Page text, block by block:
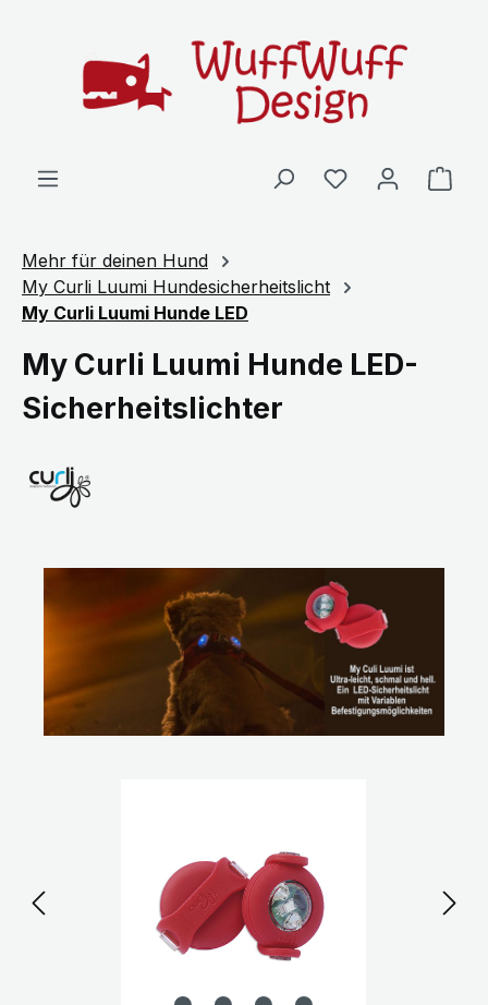
Mehr für deinen Hund
My Curli Luumi Hundesicherheitslicht
My Curli Luumi Hunde LED
My Curli Luumi Hunde LED-
Sicherheitslichter